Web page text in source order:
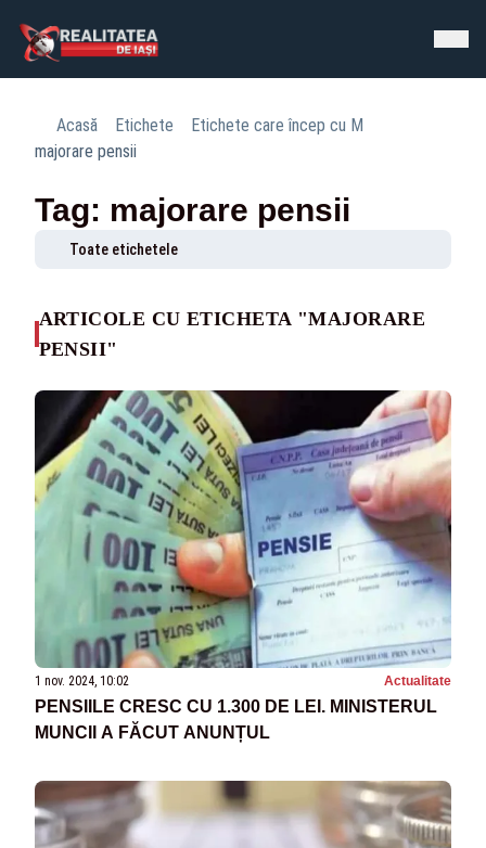
Acasă Etichete
Etichete care încep cu M
majorare pensii
Tag: majorare pensii
Toate etichetele
ARTICOLE CU ETICHETA "MAJORARE
PENSII"
1 nov. 2024, 10:02 Actualitate
PENSIILE CRESC CU 1.300 DE LEI. MINISTERUL
MUNCII A FĂCUT ANUNȚUL